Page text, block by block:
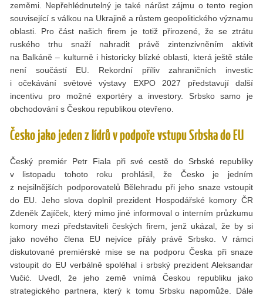
zeměmi. Nepřehlédnutelný je také nárůst zájmu o tento region
související s válkou na Ukrajině a růstem geopolitického významu
oblasti. Pro část našich firem je totiž přirozené, že se ztrátu
ruského trhu snaží nahradit právě zintenzivněním aktivit
na Balkáně – kulturně i historicky blízké oblasti, která ještě stále
není součástí EU. Rekordní příliv zahraničních investic
i očekávání světové výstavy EXPO 2027 představují další
incentivu pro možné exportéry a investory. Srbsko samo je
obchodování s Českou republikou otevřeno.
Česko jako jeden z lídrů v podpoře vstupu Srbska do EU
Český premiér Petr Fiala při své cestě do Srbské republiky
v listopadu tohoto roku prohlásil, že Česko je jedním
z nejsilnějších podporovatelů Bělehradu při jeho snaze vstoupit
do EU. Jeho slova doplnil prezident Hospodářské komory ČR
Zdeněk Zajíček, který mimo jiné informoval o interním průzkumu
komory mezi představiteli českých firem, jenž ukázal, že by si
jako nového člena EU nejvíce přály právě Srbsko. V rámci
diskutované premiérské mise se na podporu Česka při snaze
vstoupit do EU verbálně spoléhal i srbský prezident Aleksandar
Vučić. Uvedl, že jeho země vnímá Českou republiku jako
strategického partnera, který k tomu Srbsku napomůže. Dále